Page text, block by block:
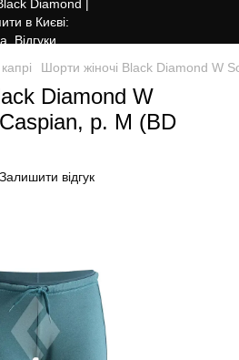
Шорти жіночі Black Diamond W
Diamond W
р. M (BD
Залишити відгук